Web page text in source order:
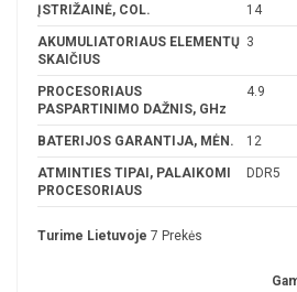
ĮSTRIŽAINĖ, COL. 14
AKUMULIATORIAUS ELEMENTŲ
SKAIČIUS
3
PROCESORIAUS
PASPARTINIMO DAŽNIS, GHz
4.9
BATERIJOS GARANTIJA, MĖN. 12
ATMINTIES TIPAI, PALAIKOMI
PROCESORIAUS
DDR5
Turime Lietuvoje 7 Prekės